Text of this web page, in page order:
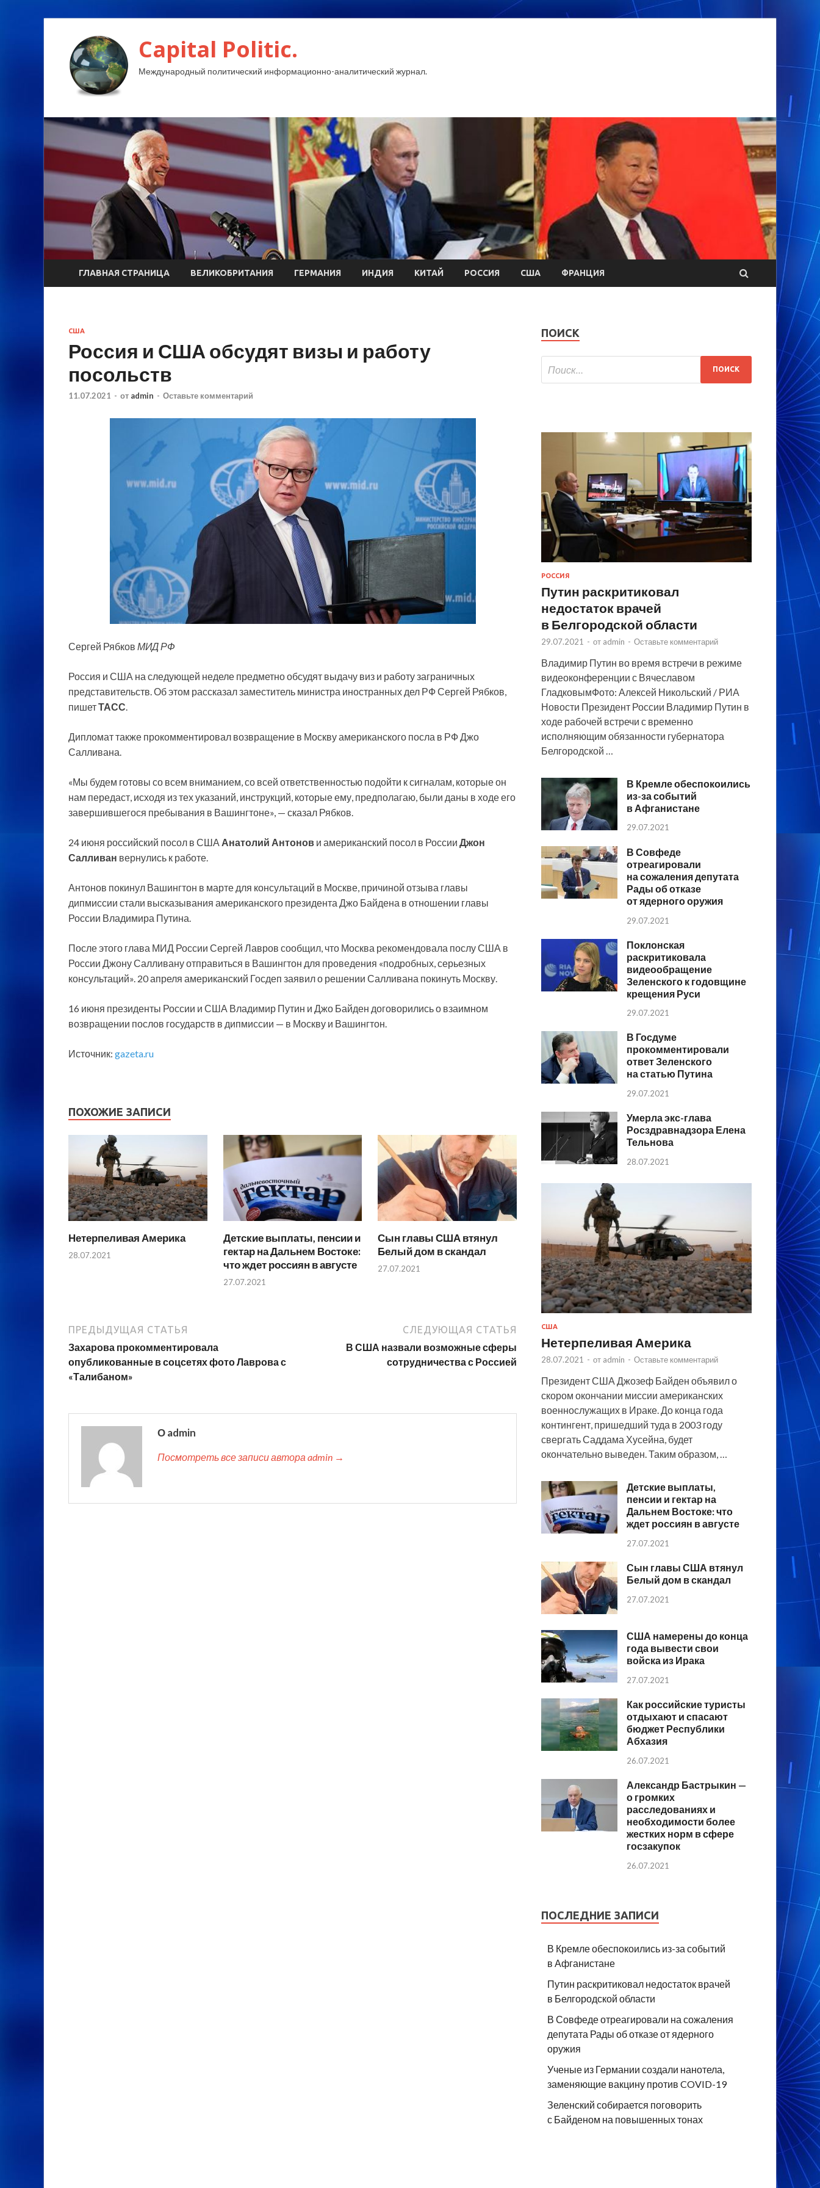
Capital Politic.
Международный политический информационно-аналитический журнал.
ГЛАВНАЯ СТРАНИЦА ВЕЛИКОБРИТАНИЯ ГЕРМАНИЯ ИНДИЯ КИТАЙ РОССИЯ США ФРАНЦИЯ
США
Россия и США обсудят визы и работу
посольств
11.07.2021 - от admin - Оставьте комментарий
Сергей Рябков МИД РФ
Россия и США на следующей неделе предметно обсудят выдачу виз и работу заграничных
представительств. Об этом рассказал заместитель министра иностранных дел РФ Сергей Рябков,
пишетТАСС.
Дипломат также прокомментировал возвращение в Москву американского посла в РФ Джо
Салливана.
«Мы будем готовы со всем вниманием, со всей ответственностью подойти к сигналам, которые он
нам передаст, исходя из тех указаний, инструкций, которые ему, предполагаю, были даны в ходе его
завершившегося пребывания в Вашингтоне», — сказал Рябков.
24 июня российский посол в США Анатолий Антонов и американский посол в России Джон
Салливан вернулись к работе.
Антонов покинул Вашингтон в марте для консультаций в Москве, причиной отзыва главы
дипмиссии стали высказывания американского президента Джо Байдена в отношении главы
России Владимира Путина.
После этого глава МИД России Сергей Лавров сообщил, что Москва рекомендовала послу США в
России Джону Салливану отправиться в Вашингтон для проведения «подробных, серьезных
консультаций». 20 апреля американский Госдеп заявил о решении Салливана покинуть Москву.
16 июня президенты России и США Владимир Путин и Джо Байден договорились о взаимном
возвращении послов государств в дипмиссии — в Москву и Вашингтон.
Источник: gazeta.ru
ПОХОЖИЕ ЗАПИСИ
Нетерпеливая Америка
28.07.2021
Детские выплаты, пенсии и
гектар на Дальнем Востоке:
что ждет россиян в августе
27.07.2021
Сын главы США втянул
Белый дом в скандал
27.07.2021
ПРЕДЫДУЩАЯ СТАТЬЯ
Захарова прокомментировала
опубликованные в соцсетях фото Лаврова с
«Талибаном»
СЛЕДУЮЩАЯ СТАТЬЯ
В США назвали возможные сферы
сотрудничества с Россией
О admin
Посмотреть все записи автора admin →
ПОИСК
РОССИЯ
Путин раскритиковал
недостаток врачей
в Белгородской области
29.07.2021 - от admin - Оставьте комментарий
Владимир Путин во время встречи в режиме
видеоконференции с Вячеславом
ГладковымФото: Алексей Никольский / РИА
Новости Президент России Владимир Путин в
ходе рабочей встречи с временно
исполняющим обязанности губернатора
Белгородской …
В Кремле обеспокоились
из-за событий
в Афганистане
29.07.2021
В Совфеде
отреагировали
на сожаления депутата
Рады об отказе
от ядерного оружия
29.07.2021
Поклонская
раскритиковала
видеообращение
Зеленского к годовщине
крещения Руси
29.07.2021
В Госдуме
прокомментировали
ответ Зеленского
на статью Путина
29.07.2021
Умерла экс-глава
Росздравнадзора Елена
Тельнова
28.07.2021
США
Нетерпеливая Америка
28.07.2021 - от admin - Оставьте комментарий
Президент США Джозеф Байден объявил о
скором окончании миссии американских
военнослужащих в Ираке. До конца года
контингент, пришедший туда в 2003 году
свергать Саддама Хусейна, будет
окончательно выведен. Таким образом, …
Детские выплаты,
пенсии и гектар на
Дальнем Востоке: что
ждет россиян в августе
27.07.2021
Сын главы США втянул
Белый дом в скандал
27.07.2021
США намерены до конца
года вывести свои
войска из Ирака
27.07.2021
Как российские туристы
отдыхают и спасают
бюджет Республики
Абхазия
26.07.2021
Александр Бастрыкин —
о громких
расследованиях и
необходимости более
жестких норм в сфере
госзакупок
26.07.2021
ПОСЛЕДНИЕ ЗАПИСИ
В Кремле обеспокоились из-за событий
в Афганистане
Путин раскритиковал недостаток врачей
в Белгородской области
В Совфеде отреагировали на сожаления
депутата Рады об отказе от ядерного
оружия
Ученые из Германии создали нанотела,
заменяющие вакцину против COVID-19
Зеленский собирается поговорить
с Байденом на повышенных тонах